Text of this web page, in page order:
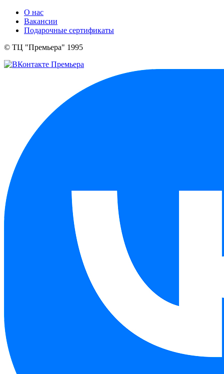
О нас
Вакансии
Подарочные сертификаты
© ТЦ "Премьера" 1995